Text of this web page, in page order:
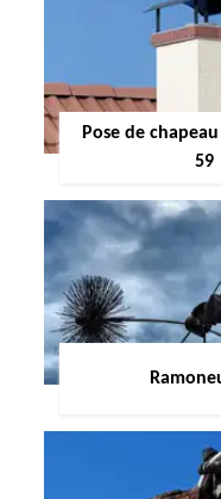
Pose de
59